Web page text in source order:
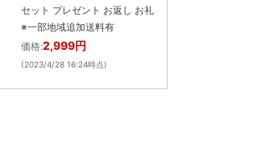
セット プレゼント お返し お礼
※一部地域追加送料有
価格:2,999円
(2023/4/28 16:24時点)